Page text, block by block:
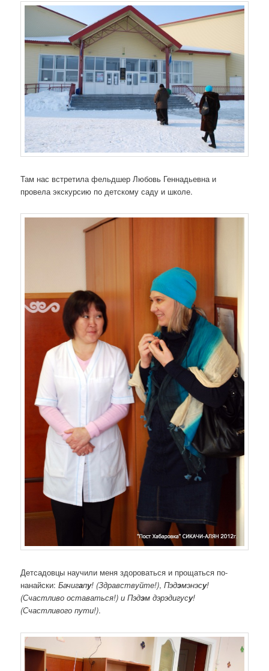
Там нас встретила фельдшер Любовь Геннадьевна и
провела экскурсию по детскому саду и школе.
Детсадовцы научили меня здороваться и прощаться по-
нанайски:Бачигапу! (Здравствуйте!),Пэдэмэнэсу!
(Счастливо оставаться!) и Пэдэм дэрэдигусу!
(Счастливого пути!).